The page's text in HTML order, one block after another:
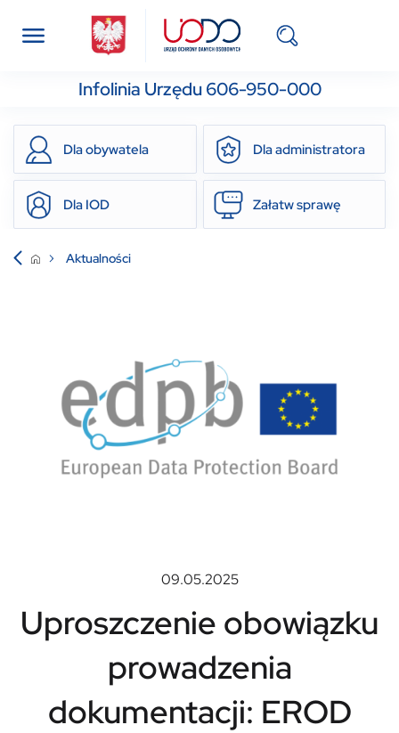
Infolinia Urzędu 606-950-000
Dla obywatela Dla administratora
Dla IOD Załatw sprawę
Aktualności
09.05.2025
Uproszczenie obowiązku
prowadzenia
dokumentacji: EROD